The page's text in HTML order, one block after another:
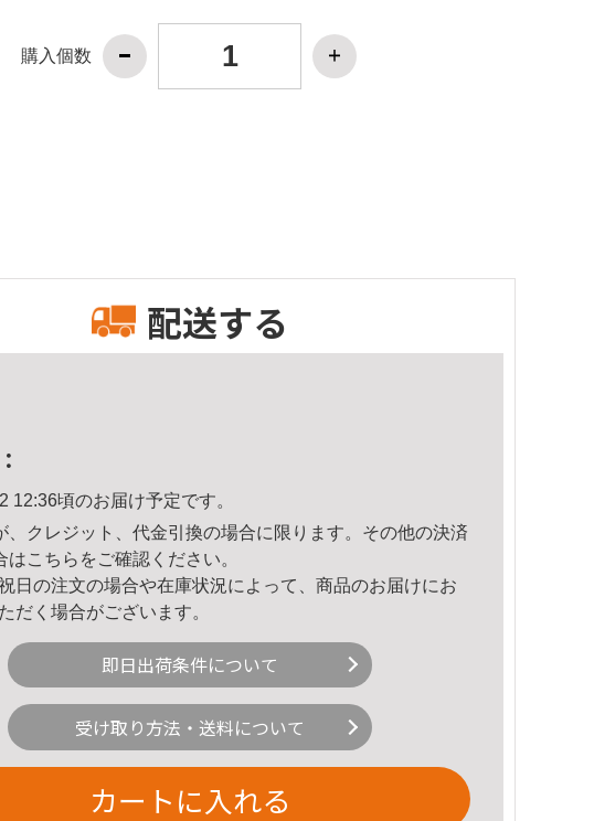
購入個数
配送する
12:36頃のお届け予定です。
、クレジット、代金引換の場合に限ります。その他の決済
はこちら をご確認ください。
日の注文の場合や在庫状況によって、商品のお届けにお
だく場合がございます。
即日出荷条件について
受け取り方法・送料について
カートに入れる